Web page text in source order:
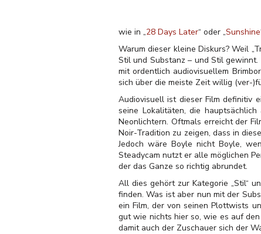
wie in „28 Days Later“ oder „Sunshine
Warum dieser kleine Diskurs? Weil
Stil und Substanz – und Stil
mit ordentlich audiovisuellem
sich über die meiste Zeit willig (ver-
Audiovisuell ist dieser Film definitiv
seine Lokalitäten, die
Neonlichtern. Oftmals erreicht der
Noir-Tradition zu zeigen, dass in
Jedoch wäre Boyle nicht Boyle,
Steadycam nutzt er alle möglichen
der das Ganze so richtig abrundet.
All dies gehört zur Kategorie „Stil“
finden. Was ist aber nun mit der
ein Film, der von seinen Plottwists
gut wie nichts hier so, wie es auf
damit auch der Zuschauer sich der